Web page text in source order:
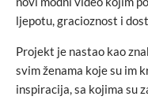
ljepotu, gracioznost i
Projekt je nastao kao
svim ženama koje su im
inspiracija, sa kojima su